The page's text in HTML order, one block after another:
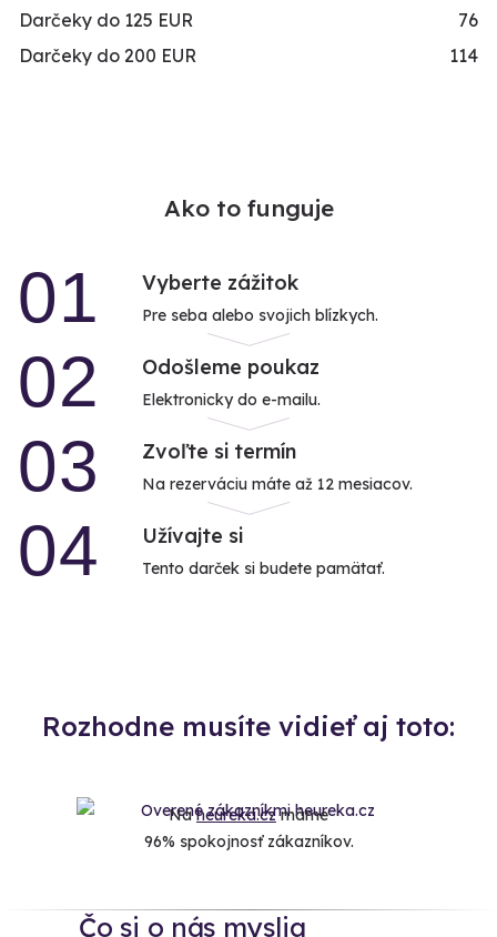
Darčeky do 125 EUR
76
Darčeky do 200 EUR
114
Ako to funguje
01 Vyberte zážitok
Pre seba alebo svojich blízkych.
02 Odošleme poukaz
Elektronicky do e-mailu.
03 Zvoľte si termín
Na rezerváciu máte až 12 mesiacov.
04 Užívajte si
Tento darček si budete pamätať.
Rozhodne musíte vidieť aj toto:
Naheureka.czmáme
96% spokojnosť zákazníkov.
Čo si o nás myslia